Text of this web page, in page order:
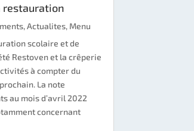
restauration
,Actualites, Menu
scolaire et de
Restoven et la crêperie
à compter du
La note
au mois d’avril 2022
concernant